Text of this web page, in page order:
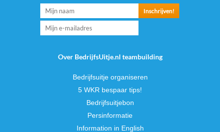
Over BedrijfsUitje.nl teambuilding
Bedrijfsuitje organiseren
5 WKR bespaar tips!
Bedrijfsuitjebon
Persinformatie
Information in English